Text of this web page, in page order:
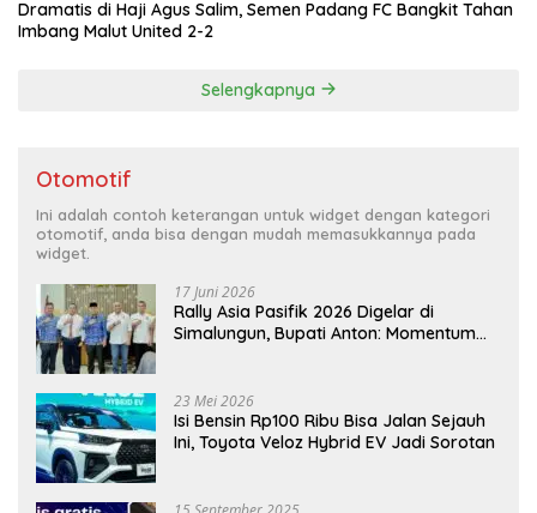
Dramatis di Haji Agus Salim, Semen Padang FC Bangkit Tahan
Imbang Malut United 2-2
Selengkapnya
Otomotif
Ini adalah contoh keterangan untuk widget dengan kategori
otomotif, anda bisa dengan mudah memasukkannya pada
widget.
17 Juni 2026
Rally Asia Pasifik 2026 Digelar di
Simalungun, Bupati Anton: Momentum
23 Mei 2026
Isi Bensin Rp100 Ribu Bisa Jalan Sejauh
Ini, Toyota Veloz Hybrid EV Jadi Sorotan